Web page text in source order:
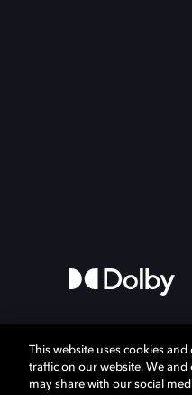
This website uses cookies
traffic on our website. We
may share with our social